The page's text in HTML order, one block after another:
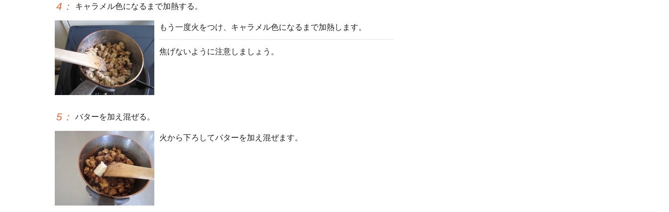
4 ： キャラメル色になるまで加熱する。
もう一度火をつけ、キャラメル色になるまで加熱します。
焦げないように注意しましょう。
5 ： バターを加え混ぜる。
火から下ろしてバターを加え混ぜます。